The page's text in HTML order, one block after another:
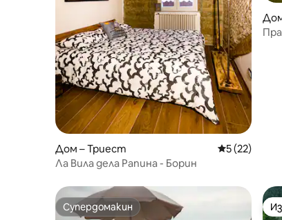
Дом – Триест Средна
5 (22)
Ла Вила дела Рапина - Борин
Супердомакин
Супердомакин